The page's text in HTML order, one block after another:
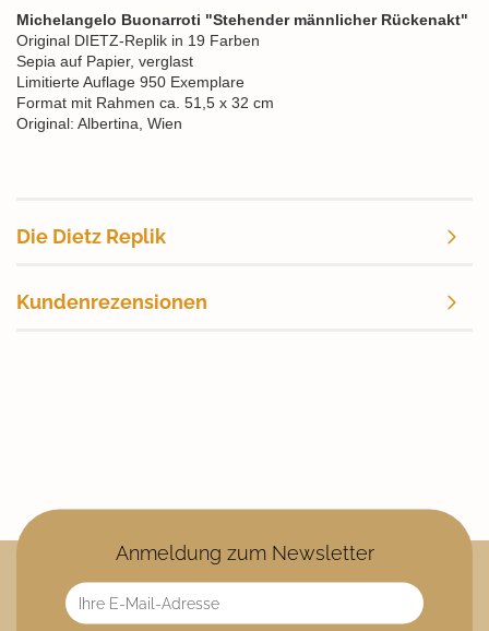
Michelangelo Buonarroti "Stehender männlicher Rückenakt"
Original DIETZ-Replik in 19 Farben
Sepia auf Papier, verglast
Limitierte Auflage 950 Exemplare
Format mit Rahmen ca. 51,5 x 32 cm
Original: Albertina, Wien
Die Dietz Replik
Kundenrezensionen
Anmeldung zum Newsletter